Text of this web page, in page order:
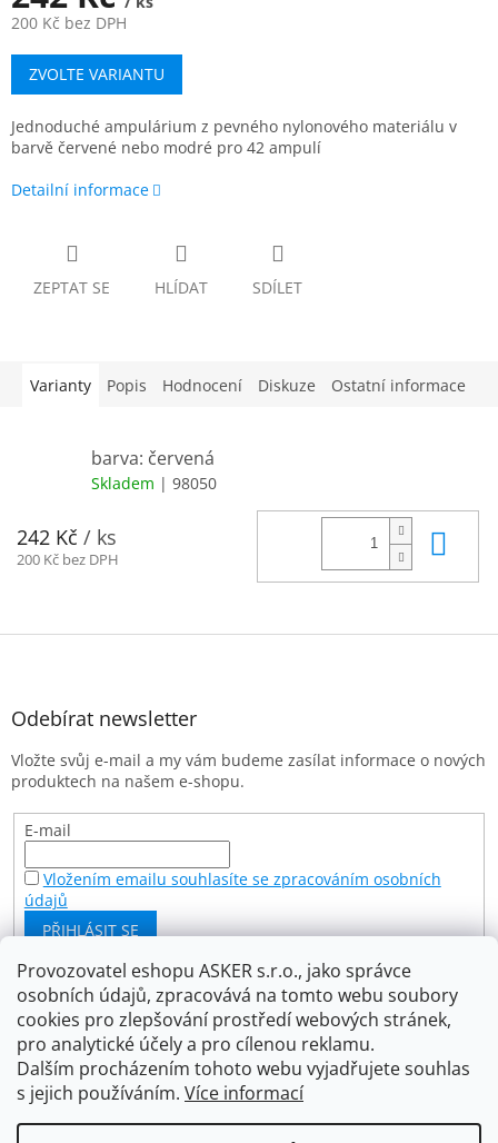
Provozovatel eshopu ASKER s.r.o., jako správce
osobních údajů, zpracovává na tomto webu soubory
cookies pro zlepšování prostředí webových stránek,
pro analytické účely a pro cílenou reklamu.
Dalším procházením tohoto webu vyjadřujete souhlas
s jejich používáním. Více informací
200 Kč bez DPH
Měrná
cena:
ZVOLTE VARIANTU
Jednoduché ampulárium z pevného nylonového materiálu v
barvě červené nebo modré pro 42 ampulí
Detailní informace
ZEPTAT SE HLÍDAT SDÍLET
Varianty Popis Hodnocení Diskuze Ostatní informace
barva: červená
Skladem | 98050
242 Kč / ks
200 Kč bez DPH
Z
Odebírat newsletter
Vložte svůj e-mail a my vám budeme zasílat informace o nových
produktech na našem e-shopu.
E-mail
Vložením emailu souhlasíte se zpracováním osobních
údajů
PŘIHLÁSIT SE
Facebook